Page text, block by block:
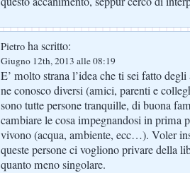
Pietro ha scritto:
Giugno 12th, 2013 alle 08:19
E’ molto strana l’idea che ti sei fatto
ne conosco diversi (amici, parenti e
sono tutte persone tranquille, di buona
cambiare le cosa impegnandosi in prima
vivono (acqua, ambiente, ecc…). Voler
queste persone ci vogliono privare della
quanto meno singolare.